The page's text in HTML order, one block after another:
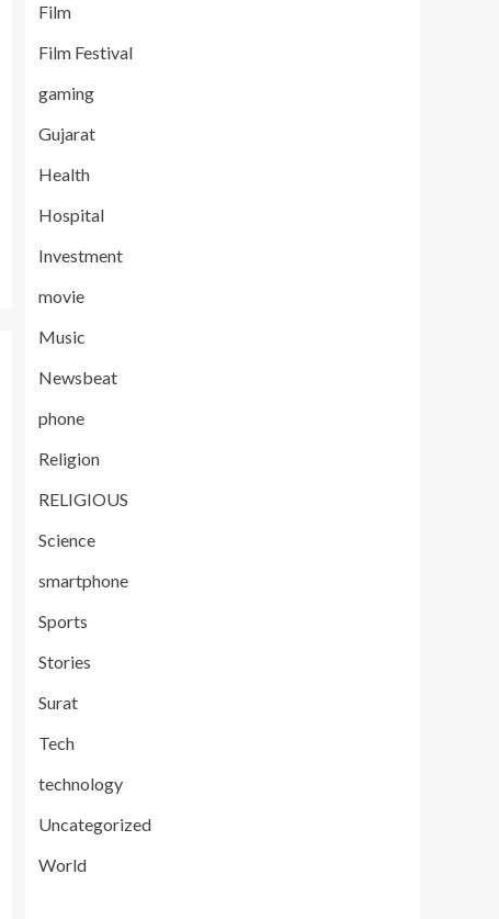
Film
Film Festival
gaming
Gujarat
Health
Hospital
Investment
movie
Music
Newsbeat
phone
Religion
RELIGIOUS
Science
smartphone
Sports
Stories
Surat
Tech
technology
Uncategorized
World